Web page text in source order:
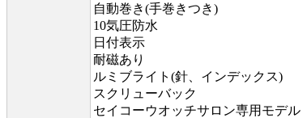
自動巻き(手巻きつき)
10気圧防水
日付表示
耐磁あり
ルミブライト(針、インデックス)
スクリューバック
セイコーウオッチサロン専用モデル